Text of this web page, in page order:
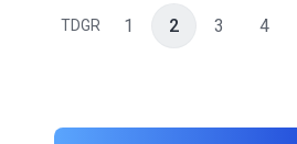
TDGR 1 2 3 4